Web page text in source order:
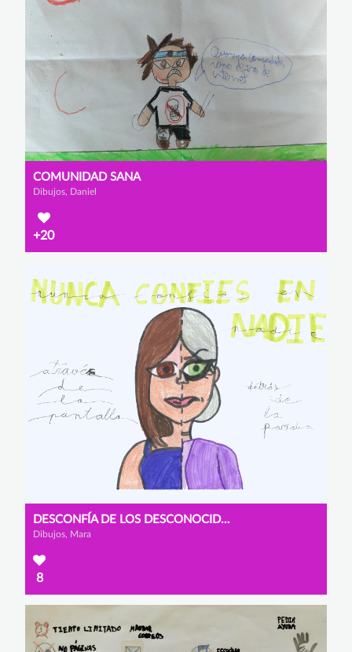
COMUNIDAD SANA
Dibujos, Daniel
+20
DESCONFÍA DE LOS DESCONOCIDOS
Dibujos, Mara
8